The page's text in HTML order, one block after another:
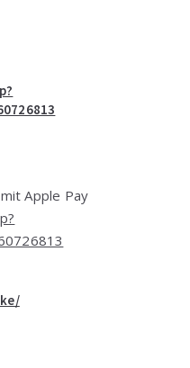
Apple Pay